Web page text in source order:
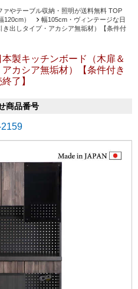
やテーブル収納・照明が送料無料 TOP
120cm）
幅105cm・ヴィンテージな日
出しタイプ・アカシア無垢材）【条件付
製キッチンボード（木扉＆
カシア無垢材）【条件付き
了】
商品番号
2159